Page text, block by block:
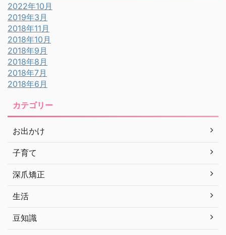
2022年10月
2019年3月
2018年11月
2018年10月
2018年9月
2018年8月
2018年7月
2018年6月
カテゴリー
お出かけ
子育て
深爪矯正
生活
豆知識